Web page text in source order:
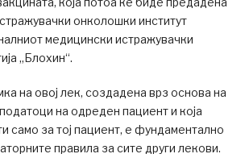
онколошки институт
медицински истражувачки
„Блохин“.
на овој лек, создадена врз основа на
на одреден пациент и која
само за тој пациент, е фундаментално
правила за сите други лекови.